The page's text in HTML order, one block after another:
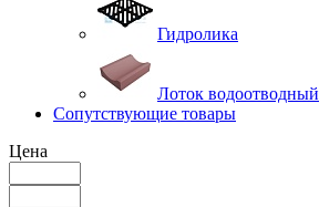
Гидролика
Лоток водоотводный
Сопутствующие товары
Цена